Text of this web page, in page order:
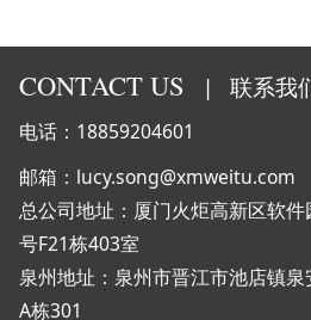
CONTACT US | 联系我
电话：18859204601
邮箱：lucy.song@xmweitu.com
总公司地址：厦门火炬高新区软
号F21栋403室
泉州地址：泉州市晋江市池店镇
A栋301